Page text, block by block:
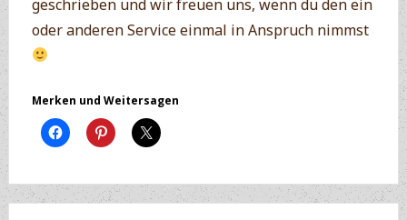
geschrieben und wir freuen uns, wenn du den ein
oder anderen Service einmal in Anspruch nimmst
Merken und Weitersagen